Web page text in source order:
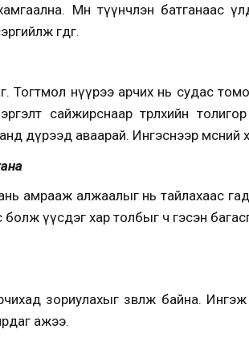
Мөн түүнчлэн батганаас
өгдөг.
Тогтмол нүүрээ арчих нь судас
сайжирснаар төрөлхийн
дүрээд аваарай. Ингэснээр мөсний
амрааж алжаалыг нь тайлахаас
үүсдэг хар толбыг ч гэсэн
зориулахыг зөвлөж байна.
ажээ.